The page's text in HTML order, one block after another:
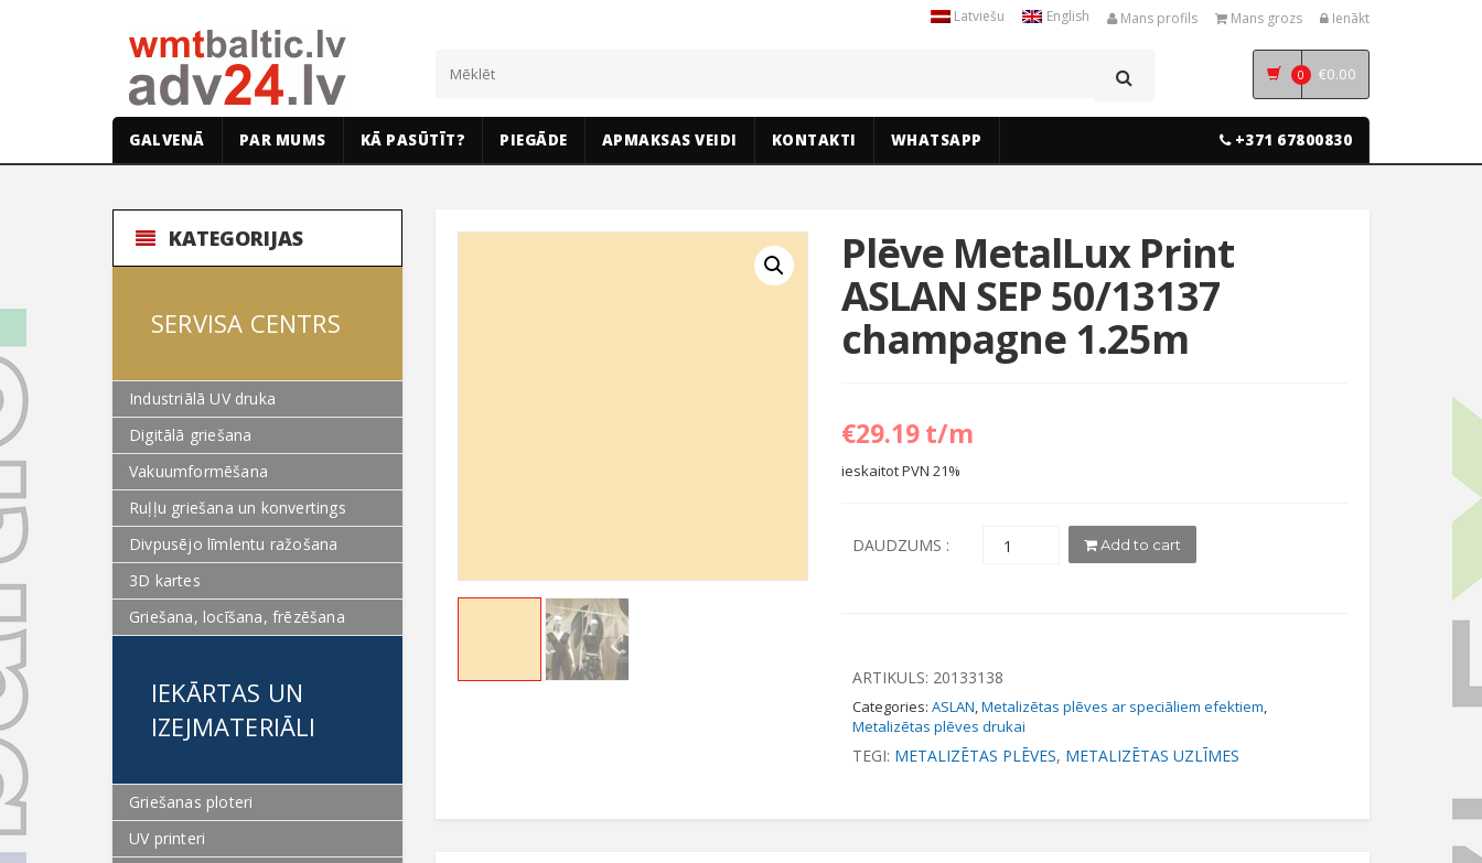
Latviešu English Mans profils Mans grozs Ienākt
0 €0.00
GALVENĀ PAR MUMS KĀ PASŪTĪT? PIEGĀDE APMAKSAS VEIDI KONTAKTI WHATSAPP +371 67800830
KATEGORIJAS
SERVISA CENTRS
Industriālā UV druka
Digitālā griešana
Vakuumformēšana
Ruļļu griešana un konvertings
Divpusējo līmlentu ražošana
3D kartes
Griešana, locīšana, frēzēšana
IEKĀRTAS UN
IZEJMATERIĀLI
Griešanas ploteri
UV printeri
Plēve MetalLux Print
ASLAN SEP 50/13137
champagne 1.25m
€29.19t/m
ieskaitot PVN 21%
DAUDZUMS : Add to cart
ARTIKULS: 20133138
Categories:ASLAN,Metalizētas plēves ar speciāliem efektiem,
Metalizētas plēves drukai
TEGI: METALIZĒTAS PLĒVES, METALIZĒTAS UZLĪMES